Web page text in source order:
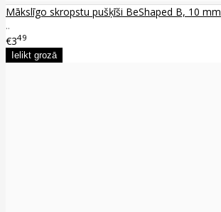
Mākslīgo skropstu pušķīši BeShaped B, 10 mm
..
€349